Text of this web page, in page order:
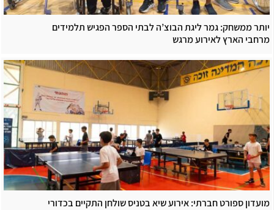
יותר ממשחק: גמר ליגת הבוצ’ה לבתי הספר הפגיש תלמידים
מרחבי הארץ לאירוע מרגש
מועדון ספורט חברתי: אירוע שיא בטניס שולחן התקיים בכדורי